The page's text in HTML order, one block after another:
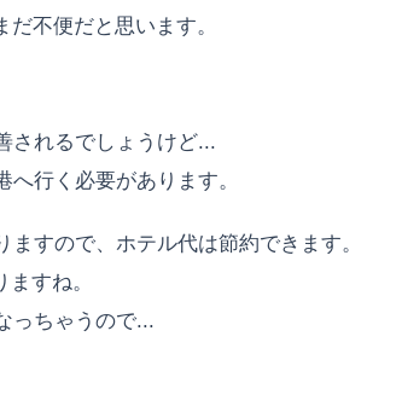
不便だと思います。
されるでしょうけど...
行く必要があります。
すので、ホテル代は節約できます。
すね。
っちゃうので...